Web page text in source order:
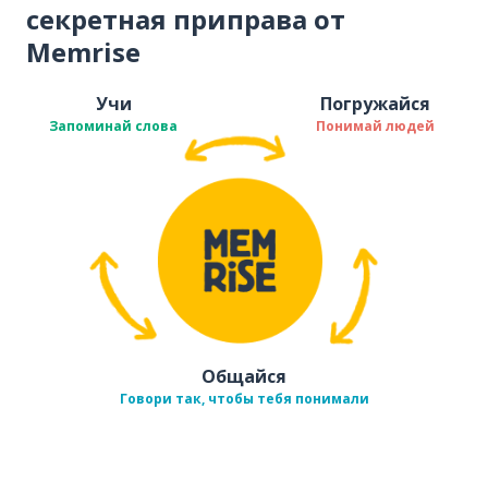
секретная приправа от
Memrise
Учи
Запоминай слова
Погружайся
Понимай людей
Общайся
Говори так, чтобы тебя понимали